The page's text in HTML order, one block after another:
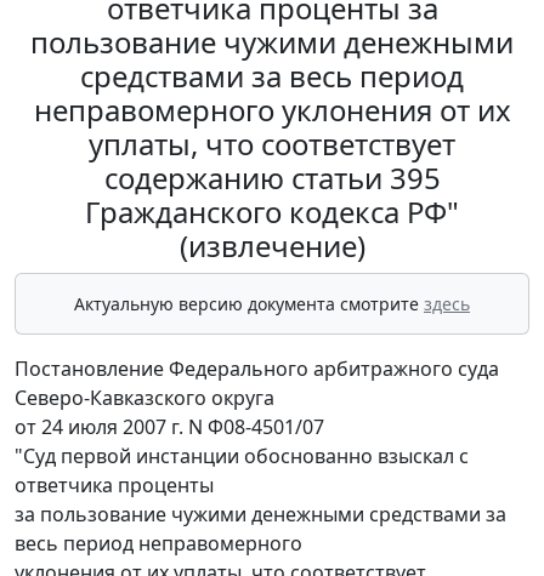
ответчика проценты за
пользование чужими денежными
средствами за весь период
неправомерного уклонения от их
уплаты, что соответствует
содержанию статьи 395
Гражданского кодекса РФ"
(извлечение)
Актуальную версию документа смотрите здесь
Постановление Федерального арбитражного суда
Северо-Кавказского округа
от 24 июля 2007 г. N Ф08-4501/07
"Суд первой инстанции обоснованно взыскал с
ответчика проценты
за пользование чужими денежными средствами за
весь период неправомерного